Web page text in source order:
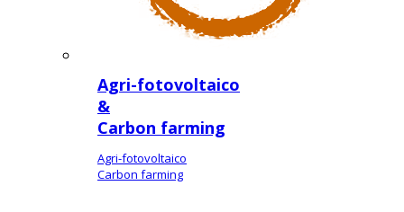
Agri-fotovoltaico
&
Carbon farming
Agri-fotovoltaico
Carbon farming